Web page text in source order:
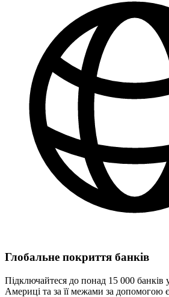
Глобальне покриття банків
Підключайтеся до понад 15 000 банків
Америці та за її межами за допомогою